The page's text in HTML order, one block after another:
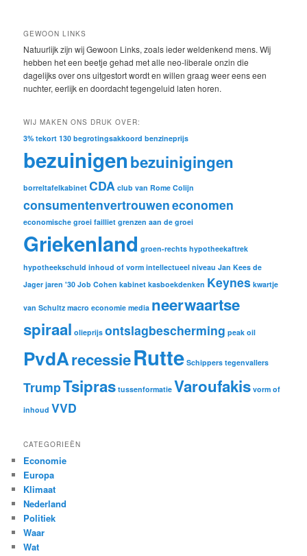
GEWOON LINKS
Natuurlijk zijn wij Gewoon Links, zoals ieder weldenkend mens. Wij
hebben het een beetje gehad met alle neo-liberale onzin die
dagelijks over ons uitgestort wordt en willen graag weer eens een
nuchter, eerlijk en doordacht tegengeluid laten horen.
WIJ MAKEN ONS DRUK OVER:
3% tekort 130 begrotingsakkoord benzineprijs
bezuinigenbezuinigingen
borreltafelkabinet CDA club van Rome Colijn
consumentenvertrouweneconomen
economische groei failliet grenzen aan de groei
Griekenland groen-rechts hypotheekaftrek
hypotheekschuld inhoud of vorm intellectueel niveau Jan Kees de
Jager jaren '30 Job Cohen kabinet kasboekdenken Keynes kwartje
van Schultz macro economie media neerwaartse
spiraal olieprijs ontslagbescherming peak oil
PvdArecessieRutte Schippers tegenvallers
TrumpTsipras tussenformatie Varoufakis vorm of
inhoud VVD
CATEGORIEËN
Economie
Europa
Klimaat
Nederland
Politiek
Waar
Wat